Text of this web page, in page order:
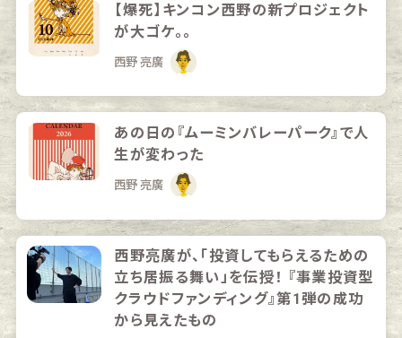
【爆死】キンコン西野の新プロジェクト
が大ゴケ。。
西野 亮廣
あの日の『ムーミンバレーパーク』で人
生が変わった
西野 亮廣
西野亮廣が、「投資してもらえるための
立ち居振る舞い」を伝授！ 『事業投資型
クラウドファンディング』第1弾の成功
から見えたもの